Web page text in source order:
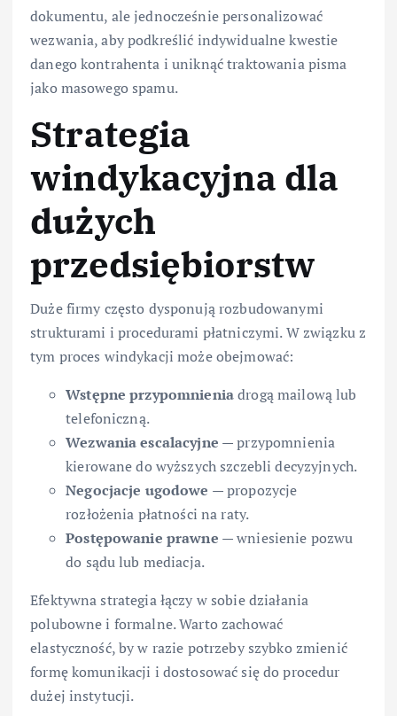
dokumentu, ale jednocześnie personalizować
wezwania, aby podkreślić indywidualne kwestie
danego kontrahenta i uniknąć traktowania pisma
jako masowego spamu.
Strategia
windykacyjna dla
dużych
przedsiębiorstw
Duże firmy często dysponują rozbudowanymi
strukturami i procedurami płatniczymi. W związku z
tym proces windykacji może obejmować:
Wstępne przypomnieniadrogą mailową lub
telefoniczną.
Wezwania escalacyjne — przypomnienia
kierowane do wyższych szczebli decyzyjnych.
Negocjacje ugodowe — propozycje
rozłożenia płatności na raty.
Postępowanie prawne — wniesienie pozwu
do sądu lub mediacja.
Efektywna strategia łączy w sobie działania
polubowne i formalne. Warto zachować
elastyczność, by w razie potrzeby szybko zmienić
formę komunikacji i dostosować się do procedur
dużej instytucji.